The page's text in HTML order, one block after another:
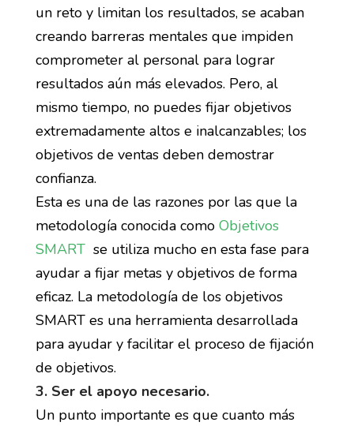
un reto y limitan los resultados, se acaban
creando barreras mentales que impiden
comprometer al personal para lograr
resultados aún más elevados. Pero, al
mismo tiempo, no puedes fijar objetivos
extremadamente altos e inalcanzables; los
objetivos de ventas deben demostrar
confianza.
Esta es una de las razones por las que la
metodología conocida como Objetivos
SMART se utiliza mucho en esta fase para
ayudar a fijar metas y objetivos de forma
eficaz. La metodología de los objetivos
SMART es una herramienta desarrollada
para ayudar y facilitar el proceso de fijación
de objetivos.
3. Ser el apoyo necesario.
Un punto importante es que cuanto más